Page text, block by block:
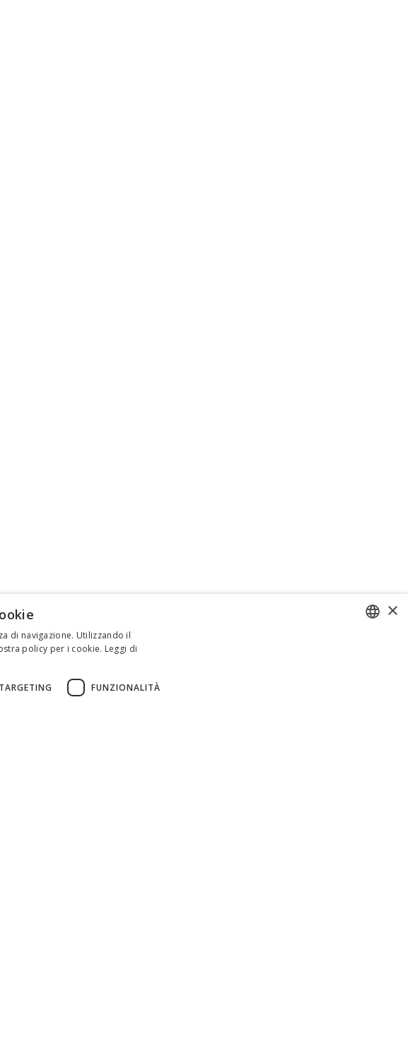
×
di navigazione. Utilizzando il
policy per i cookie. Leggi di
TARGETING FUNZIONALITÀ